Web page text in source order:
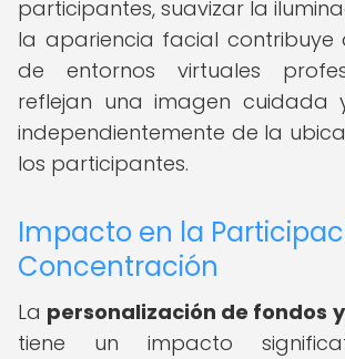
participantes, suavizar la
la apariencia facial contribuye
de entornos virtuales
reflejan una imagen cuidada
independientemente de la
los participantes.
Impacto en la
Concentración
La personalización de fondos
tiene un impacto